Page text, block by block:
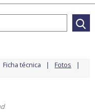
Ficha técnica Fotos